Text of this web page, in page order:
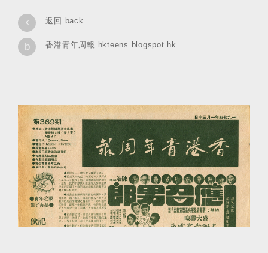
‹ 返回 back
b 香港青年周報 hkteens.blogspot.hk